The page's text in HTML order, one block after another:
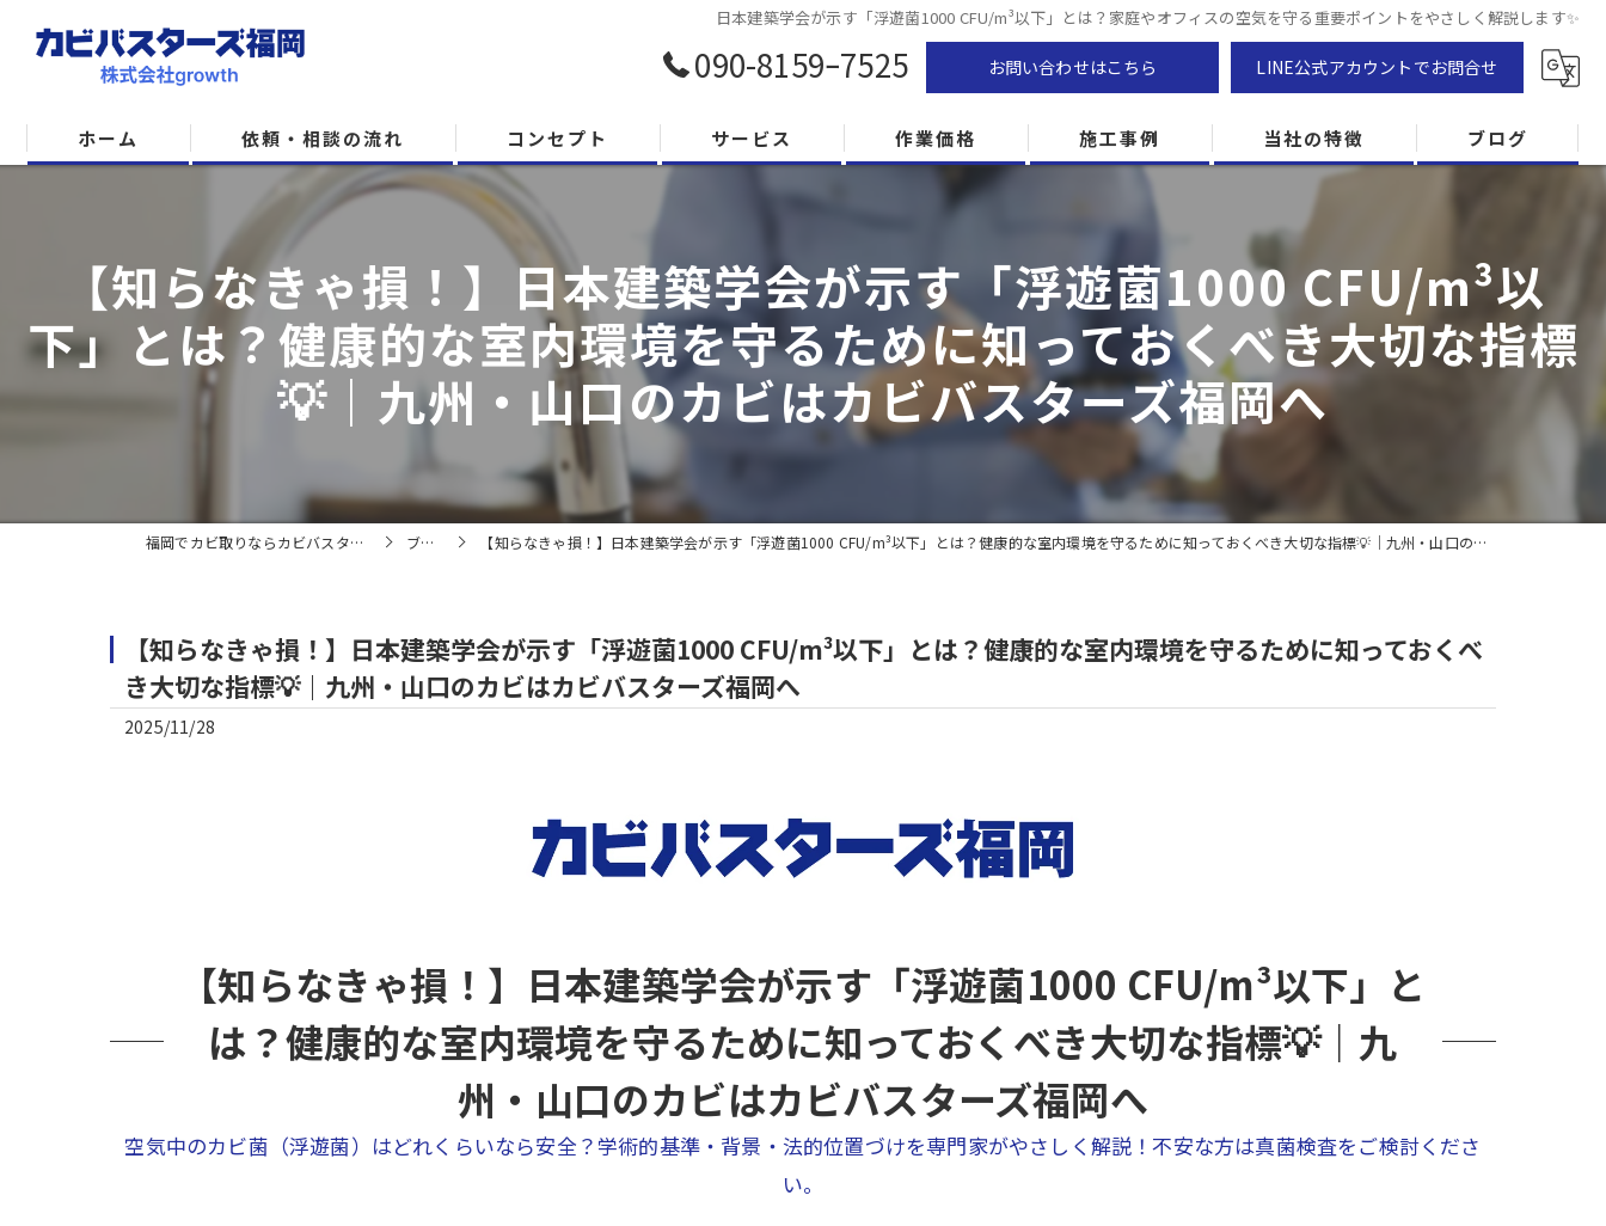
日本建築学会が示す「浮遊菌1000 CFU/m³以下」とは？家庭やオフィスの空気を守る重要ポイントをやさしく解説します✨
090-8159ｰ7525 お問い合わせはこちら LINE公式アカウントでお問合せ
ホーム 依頼・相談の流れ コンセプト サービス 作業価格 施工事例 当社の特徴
防カビ
カビ専門
ZEH住宅
カビ検査
ブログ
【知らなきゃ損！】日本建築学会が示す「浮遊菌1000 CFU/m³以
下」とは？健康的な室内環境を守るために知っておくべき大切な指標
💡｜九州・山口のカビはカビバスターズ福岡へ
福岡でカビ取りならカビバスターズ福岡 ブログ 【知らなきゃ損！】日本建築学会が示す「浮遊菌1000 CFU/m³以下」とは？健康的な室内環境を守るために知っておくべき大切な指標💡｜九州・山口のカビはカビバスターズ福岡へ
【知らなきゃ損！】日本建築学会が示す「浮遊菌1000 CFU/m³以下」とは？健康的な室内環境を守るために知っておくべ
き大切な指標💡｜九州・山口のカビはカビバスターズ福岡へ
2025/11/28
【知らなきゃ損！】日本建築学会が示す「浮遊菌1000 CFU/m³以下」と
は？健康的な室内環境を守るために知っておくべき大切な指標💡｜九
州・山口のカビはカビバスターズ福岡へ
空気中のカビ菌（浮遊菌）はどれくらいなら安全？学術的基準・背景・法的位置づけを専門家がやさしく解説！不安な方は真菌検査をご検討くださ
い。